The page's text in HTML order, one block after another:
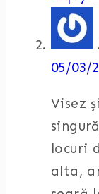
05/03/
Visez
locuri
alta,